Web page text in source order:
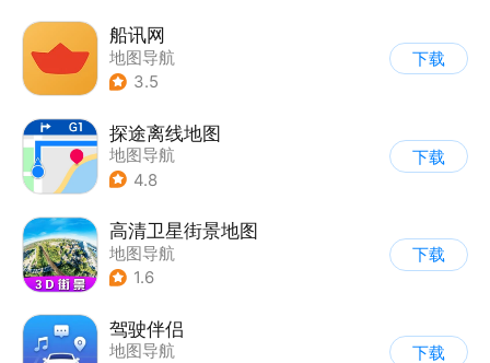
船讯网
地图导航
3.5
下载
探途离线地图
地图导航
4.8
下载
高清卫星街景地图
地图导航
1.6
下载
驾驶伴侣
地图导航
下载